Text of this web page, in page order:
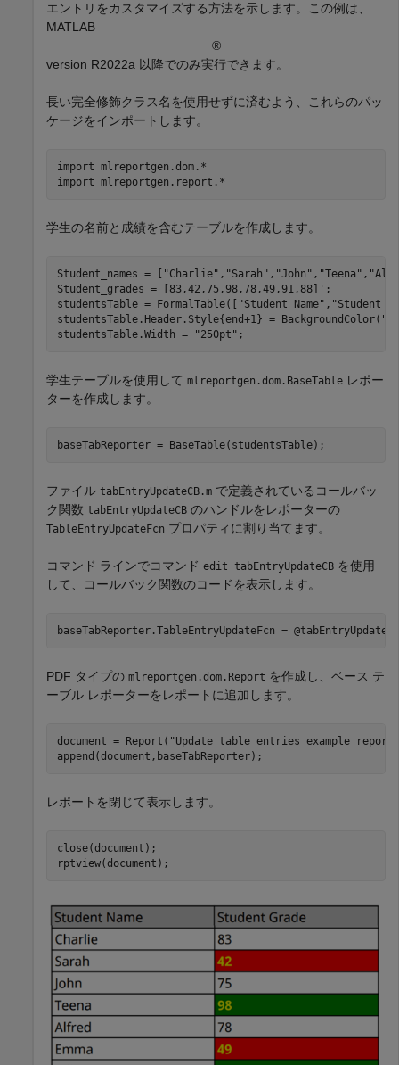
エントリをカスタマイズする方法を示します。この例は、
MATLAB
®
version R2022a 以降でのみ実行できます。
長い完全修飾クラス名を使用せずに済むよう、これらのパッ
ケージをインポートします。
import mlreportgen.dom.*
import mlreportgen.report.*
学生の名前と成績を含むテーブルを作成します。
Student_names = [ "Charlie" , "Sarah" , "John" , "Teena" ,
Student_grades = [83,42,75,98,78,49,91,88]';
studentsTable = FormalTable([ "Student Name" , "Student
studentsTable.Header.Style{end+1} = BackgroundColor(
studentsTable.Width =
"250pt" ;
学生テーブルを使用して mlreportgen.dom.BaseTable レポー
ターを作成します。
baseTabReporter = BaseTable(studentsTable);
ファイル tabEntryUpdateCB.m で定義されているコールバッ
ク関数 tabEntryUpdateCB のハンドルをレポーターの
TableEntryUpdateFcn プロパティに割り当てます。
コマンド ラインでコマンド edit tabEntryUpdateCB を使用
して、コールバック関数のコードを表示します。
baseTabReporter.TableEntryUpdateFcn =
PDF タイプの mlreportgen.dom.Report を作成し、ベース テ
ーブル レポーターをレポートに追加します。
document = Report( "Update_table_entries_example_report"
append(document,baseTabReporter);
レポートを閉じて表示します。
close(document);
rptview(document);